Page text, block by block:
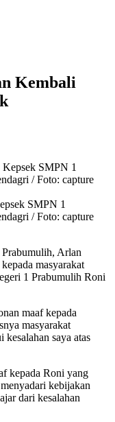
Kembali
SMPN 1
/ Foto: capture
Arlan
masyarakat
1 Prabumulih Roni
maaf kepada
masyarakat
saya atas
kepada Roni yang
kebijakan
dari kesalahan